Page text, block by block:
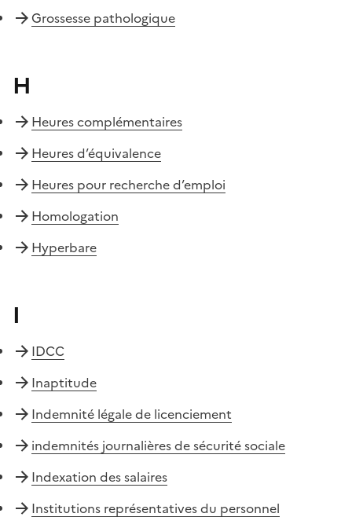
Grossesse pathologique
H
Heures complémentaires
Heures d’équivalence
Heures pour recherche d’emploi
Homologation
Hyperbare
I
IDCC
Inaptitude
Indemnité légale de licenciement
indemnités journalières de sécurité sociale
Indexation des salaires
Institutions représentatives du personnel